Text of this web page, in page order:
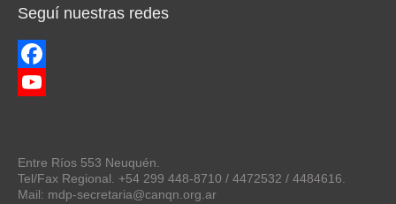
Seguí nuestras redes
Facebook
Entre Ríos 553 Neuquén.
Tel/Fax Regional. +54 299 448-8710 / 4472532 / 4484616.
Mail: mdp-secretaria@canqn.org.ar